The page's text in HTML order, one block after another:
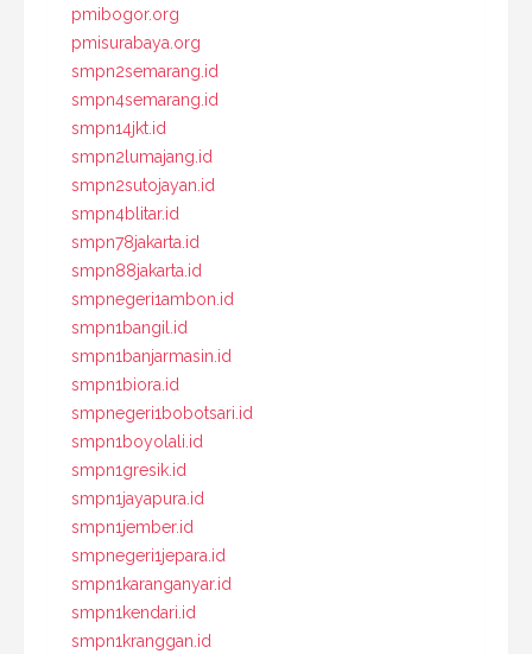
pmibogor.org
pmisurabaya.org
smpn2semarang.id
smpn4semarang.id
smpn14jkt.id
smpn2lumajang.id
smpn2sutojayan.id
smpn4blitar.id
smpn78jakarta.id
smpn88jakarta.id
smpnegeri1ambon.id
smpn1bangil.id
smpn1banjarmasin.id
smpn1biora.id
smpnegeri1bobotsari.id
smpn1boyolali.id
smpn1gresik.id
smpn1jayapura.id
smpn1jember.id
smpnegeri1jepara.id
smpn1karanganyar.id
smpn1kendari.id
smpn1kranggan.id